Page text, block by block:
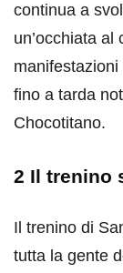
continua a
un’occhiata
fino a tarda
Chocotitano.
2 Il trenino
Il trenino di
tutta la gente